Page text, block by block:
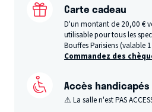
Carte cadeau
D'un montant de 20,00 €
utilisable pour tous les
Bouffes Parisiens (valable
Commandez des
Accès handicapés
⚠ La salle n'est PAS